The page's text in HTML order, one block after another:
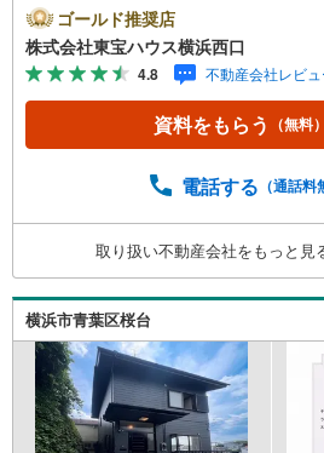
機付きーーーーYahoo！ 不動産
ーー当店で物件を成約すると
える「Yahoo！ 不動産 物件ご
なります。「資料をもらう」「
らお問い合わせください。※
インしてください。※PayPay
ーーーーーーーーーーーーー
026年8月時点 のものであり、
のものとなります。金利情勢に
場合があります。ーーーーー
ーーーーーーー
ゴールド推奨店
株式会社東宝ハウス横浜西口
4.8 不動産会社レビ
資料をもらう （無料）
電話する （通話料
取り扱い不動産会社をもっと見
横浜市青葉区桜台